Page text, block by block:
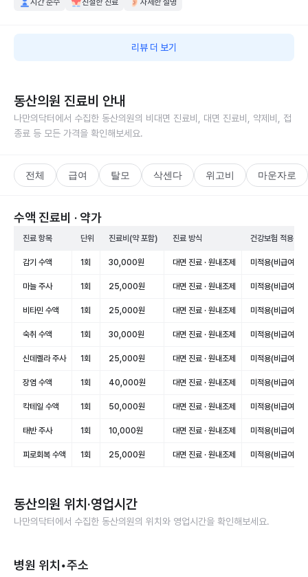
시간 준수 친절한 진료 자세한 설명
리뷰 더 보기
동산의원 진료비 안내
나만의닥터에서 수집한 동산의원의 비대면 진료비, 대면 진료비, 약제비, 접
종료 등 모든 가격을 확인해보세요.
전체 급여 탈모 삭센다 위고비 마운자로
수액 진료비 · 약가
진료 항목 단위 진료비(약 포함) 진료 방식 건강보험 적용
감기 수액 1회 30,000원 대면 진료 · 원내조제 미적용(비급여)
마늘 주사 1회 25,000원 대면 진료 · 원내조제 미적용(비급여)
비타민 수액 1회 25,000원 대면 진료 · 원내조제 미적용(비급여)
숙취 수액 1회 30,000원 대면 진료 · 원내조제 미적용(비급여)
신데렐라 주사 1회 25,000원 대면 진료 · 원내조제 미적용(비급여)
장염 수액 1회 40,000원 대면 진료 · 원내조제 미적용(비급여)
칵테일 수액 1회 50,000원 대면 진료 · 원내조제 미적용(비급여)
태반 주사 1회 10,000원 대면 진료 · 원내조제 미적용(비급여)
피로회복 수액 1회 25,000원 대면 진료 · 원내조제 미적용(비급여)
동산의원 위치·영업시간
나만의닥터에서 수집한 동산의원의 위치와 영업시간을 확인해보세요.
병원 위치•주소